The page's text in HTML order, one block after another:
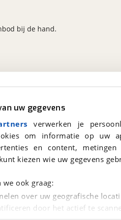
uw gegevens
verwerken je
om informatie op
en content,
kiezen wie uw gegevens
ook graag:
over uw geografische
door het actief te
bij de hand.
en Privacyverklaring